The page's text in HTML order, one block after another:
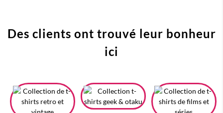
Des clients ont trouvé leur bonheur
ici